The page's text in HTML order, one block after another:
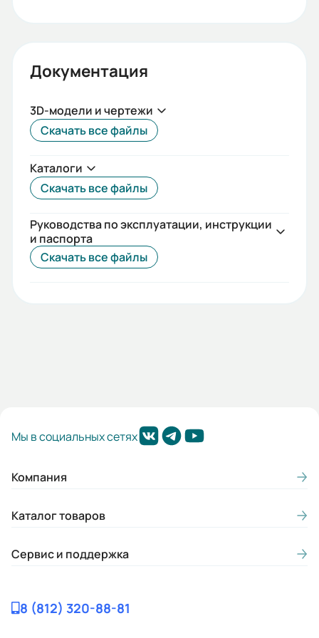
Документация
3D-модели и чертежи
Скачать все файлы
Каталоги
Скачать все файлы
Руководства по эксплуатации, инструкции
и паспорта
Скачать все файлы
Мы в социальных сетях
Компания
Каталог товаров
Сервис и поддержка
8 (812) 320-88-81